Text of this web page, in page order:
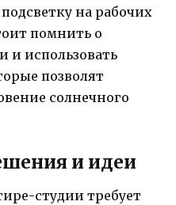
на рабочих
помнить о
и использовать
позволят
солнечного
и идеи
студии требует